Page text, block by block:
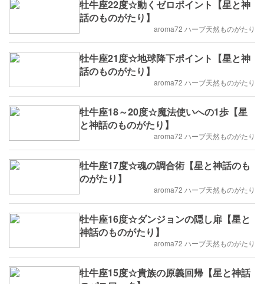
牡牛座22度☆動くゼロポイント【星と神
話のものがたり】
aroma72 ハーブ天然ものがたり
牡牛座21度☆地球降下ポイント【星と神
話のものがたり】
aroma72 ハーブ天然ものがたり
牡牛座18～20度☆魔法使いへの1歩【星
と神話のものがたり】
aroma72 ハーブ天然ものがたり
牡牛座17度☆魂の調合術【星と神話のも
のがたり】
aroma72 ハーブ天然ものがたり
牡牛座16度☆ダンジョンの隠し扉【星と
神話のものがたり】
aroma72 ハーブ天然ものがたり
牡牛座15度☆貴族の原義回帰【星と神話